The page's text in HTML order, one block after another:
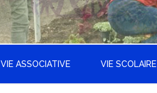
VIE ASSOCIATIVE VIE SCOLAIRE